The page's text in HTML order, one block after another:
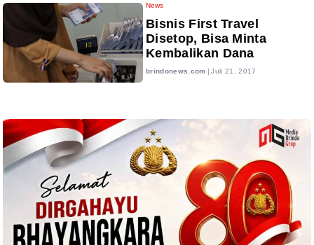
News
Bisnis First Travel
Disetop, Bisa Minta
Kembalikan Dana
brindonews.com | Juli 21, 2017